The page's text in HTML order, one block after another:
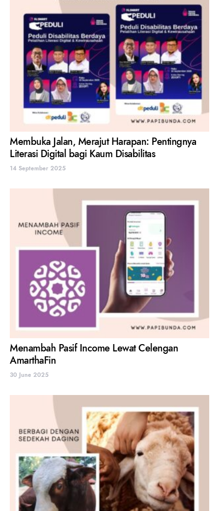
Membuka Jalan, Merajut Harapan: Pentingnya
Literasi Digital bagi Kaum Disabilitas
14 September 2025
Menambah Pasif Income Lewat Celengan
AmarthaFin
30 June 2025